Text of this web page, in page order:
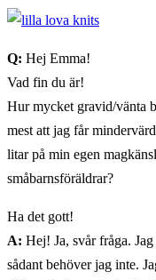
Q: Hej Emma!
Vad fin du är!
Hur mycket gravid/vänta
mest att jag får
litar på min egen
småbarnsföräldrar?
Ha det gott!
A: Hej! Ja, svår fråga.
sådant behöver jag inte.